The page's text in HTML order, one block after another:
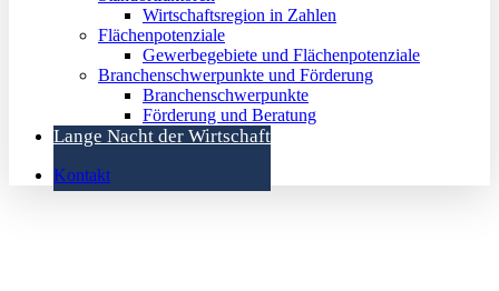
Wirtschaftsregion in Zahlen
Flächenpotenziale
Gewerbegebiete und Flächenpotenziale
Branchenschwerpunkte und Förderung
Branchenschwerpunkte
Förderung und Beratung
Lange Nacht der Wirtschaft
Kontakt